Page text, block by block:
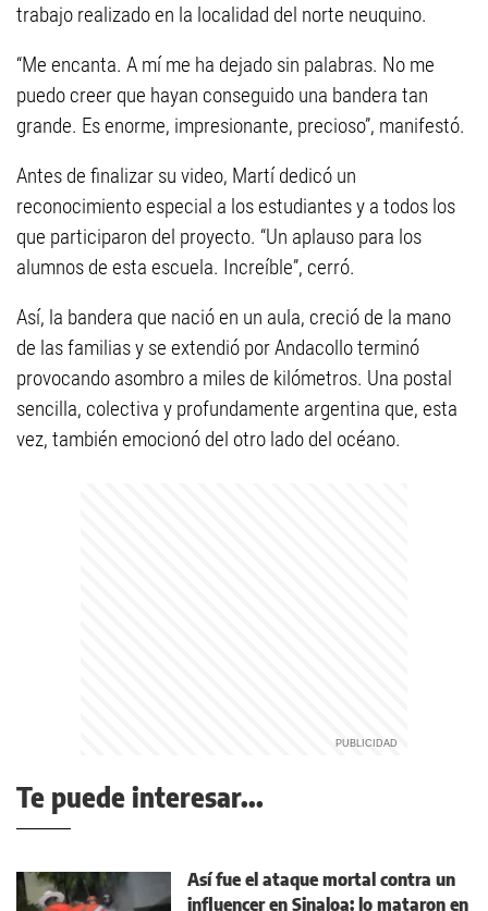
trabajo realizado en la localidad del norte neuquino.
“Me encanta. A mí me ha dejado sin palabras. No me
puedo creer que hayan conseguido una bandera tan
grande. Es enorme, impresionante, precioso”, manifestó.
Antes de finalizar su video, Martí dedicó un
reconocimiento especial a los estudiantes y a todos los
que participaron del proyecto. “Un aplauso para los
alumnos de esta escuela. Increíble”, cerró.
Así, la bandera que nació en un aula, creció de la mano
de las familias y se extendió por Andacollo terminó
provocando asombro a miles de kilómetros. Una postal
sencilla, colectiva y profundamente argentina que, esta
vez, también emocionó del otro lado del océano.
Te puede interesar...
Así fue el ataque mortal contra un
influencer en Sinaloa: lo mataron en